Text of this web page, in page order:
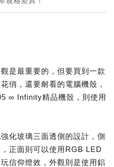
是最重要的，但要買到一款
俏，還要耐看的電腦機殼，
∞ Infinity精品機殼，則使用
化玻璃三面透側的設計，側
正面則可以使用RGB LED
信仰燈效，外觀則是使用鋁